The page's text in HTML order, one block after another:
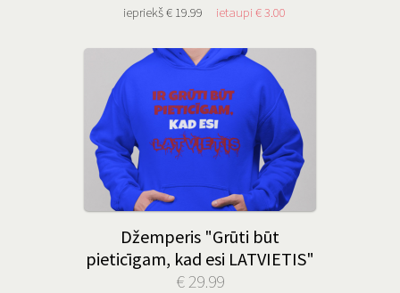
iepriekš € 19.99 ietaupi € 3.00
Džemperis "Grūti būt
pieticīgam, kad esi LATVIETIS"
€ 29.99